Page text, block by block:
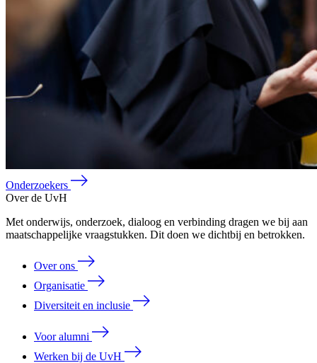
Onderzoekers
Over de UvH
Met onderwijs, onderzoek, dialoog en verbinding dragen we bij aan
maatschappelijke vraagstukken. Dit doen we dichtbij en betrokken.
Over ons
Organisatie
Diversiteit en inclusie
Voor alumni
Werken bij de UvH